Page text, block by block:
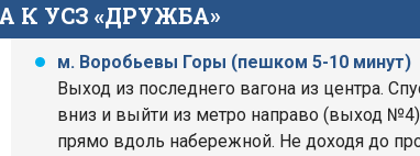
К УСЗ «ДРУЖБА»
м. Воробьевы Горы (пешком 5-10 минут)
Выход из последнего вагона из центра.
вниз и выйти из метро направо (выход
прямо вдоль набережной. Не доходя до